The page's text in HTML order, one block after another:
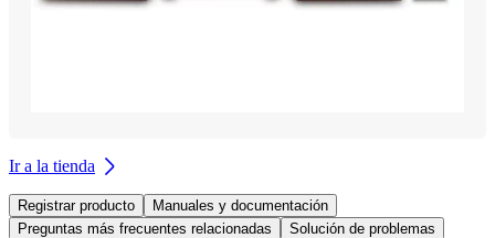
Ir a la tienda
Registrar producto
Manuales y documentación
Preguntas más frecuentes relacionadas
Solución de problemas